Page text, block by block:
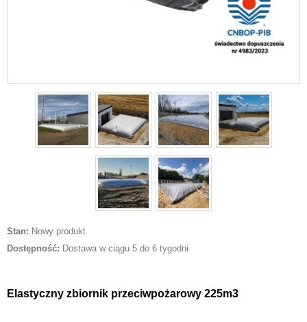
Stan: Nowy produkt
Dostępność: Dostawa w ciągu 5 do 6 tygodni
Elastyczny zbiornik przeciwpożarowy 225m3